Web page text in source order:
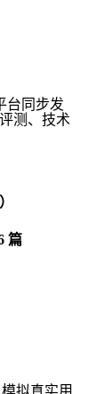
台同步发
测、技术
篇